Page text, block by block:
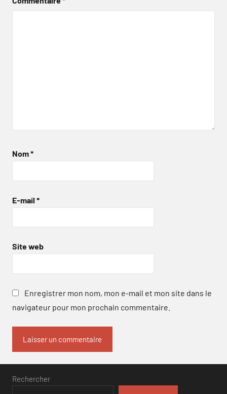
Nom*
E-mail *
Site web
Enregistrer mon nom, mon e-mail et mon site dans le
navigateur pour mon prochain commentaire.
Rechercher